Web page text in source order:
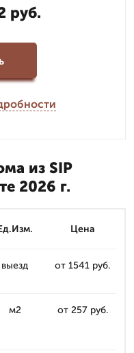
руб.
из SIP
2026 г.
Цена
выезд от 1541 руб.
м2 от 257 руб.